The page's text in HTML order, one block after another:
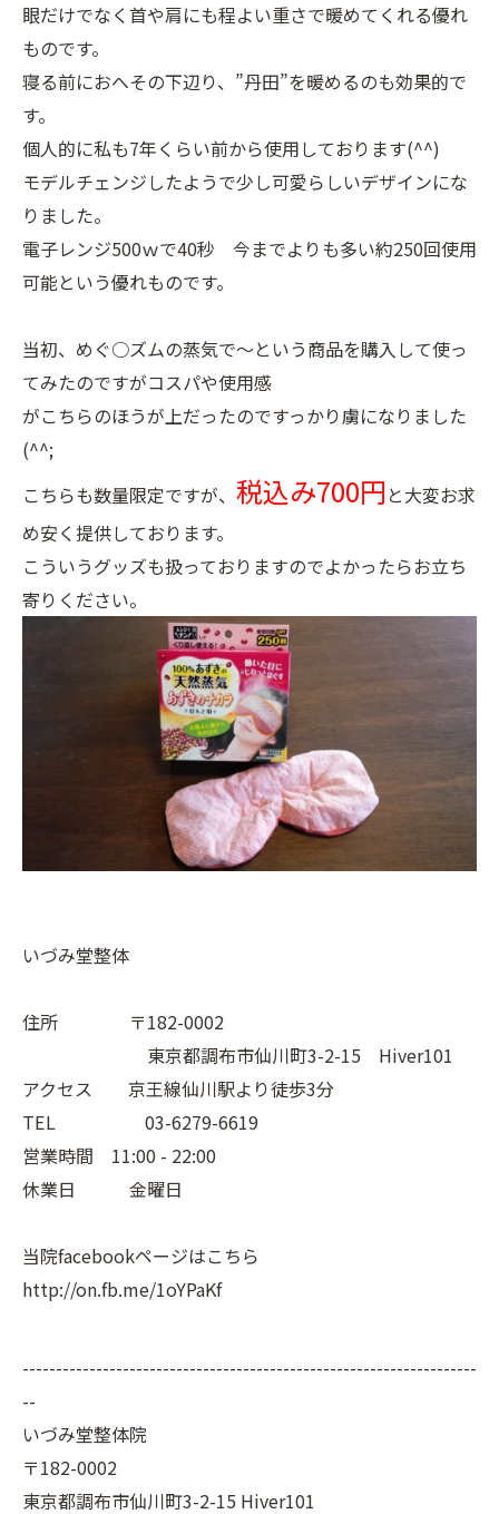
眼だけでなく首や肩にも程よい重さで暖めてくれる優れ
ものです。
寝る前におへその下辺り、”丹田”を暖めるのも効果的で
す。
個人的に私も7年くらい前から使用しております(^^)
モデルチェンジしたようで少し可愛らしいデザインにな
りました。
電子レンジ500ｗで40秒 今までよりも多い約250回使用
可能という優れものです。
当初、めぐ○ズムの蒸気で～という商品を購入して使っ
てみたのですがコスパや使用感
がこちらのほうが上だったのですっかり虜になりました
(^^;
こちらも数量限定ですが、 税込み700円 と大変お求
め安く提供しております。
こういうグッズも扱っておりますのでよかったらお立ち
寄りください。
いづみ堂整体
住所 〒182-0002
東京都調布市仙川町3-2-15 Hiver101
アクセス 京王線仙川駅より徒歩3分
TEL 03-6279-6619
営業時間 11:00 - 22:00
休業日 金曜日
当院facebookページはこちら
http://on.fb.me/1oYPaKf
--------------------------------------------------------------------
--
いづみ堂整体院
〒182-0002
東京都調布市仙川町3-2-15 Hiver101